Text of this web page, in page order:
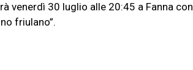
venerdì 30 luglio alle 20:45 a Fanna con
friulano”.